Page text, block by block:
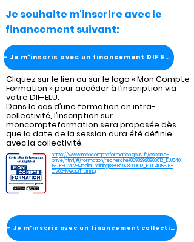
Je souhaite m'inscrire avec le
financement suivant:
- Je m'inscris avec un financement DIF ELU
Cliquez sur le lien ou sur le logo « Mon Compte
Formation » pour accéder à l’inscription via
votre DIF-ELU.
Dans le cas d’une formation en intra-
collectivité, l’inscription sur
moncompteformation sera proposée dès
que la date de la session aura été définie
avec la collectivité.
https://www.moncompteformation.gouv.fr/espace-
prive/html/#/formation/recherche/88982928900012_ELU040
5-JF-CV02-MediaTraining/88982928900012_ELU0405-JF-
CV02-MediaTraining
- Je m'inscris avec un financement collectivité